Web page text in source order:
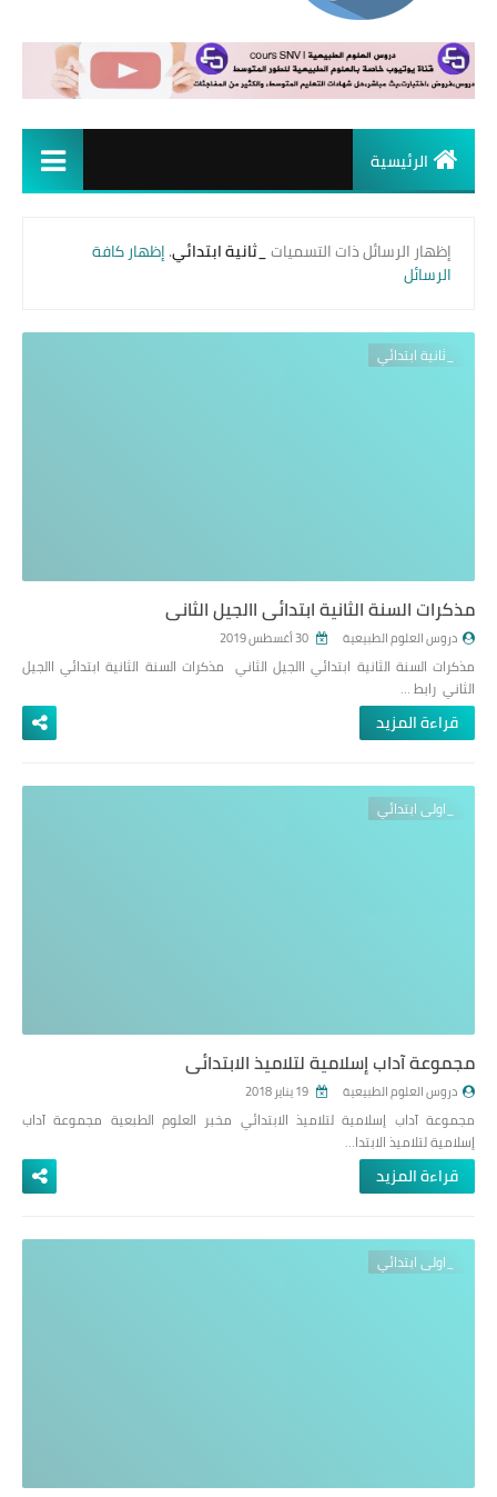
الرئيسية
‏إظهار الرسائل ذات التسميات_ثانية ابتدائي.إظهار كافة
الرسائل
_ثانية ابتدائي
مذكرات السنة الثانية ابتدائي االجيل الثاني
دروس العلوم الطبيعية
مذكرات السنة الثانية ابتدائي االجيل الثاني مذكرات السنة الثانية ابتدائي االجيل
الثاني رابط …
قراءة المزيد
_اولى ابتدائي
مجموعة آداب إسلامية لتلاميذ الابتدائي
دروس العلوم الطبيعية
مجموعة آداب إسلامية لتلاميذ الابتدائي مخبر العلوم الطبعية مجموعة آداب
إسلامية لتلاميذ الابتدا…
قراءة المزيد
_اولى ابتدائي